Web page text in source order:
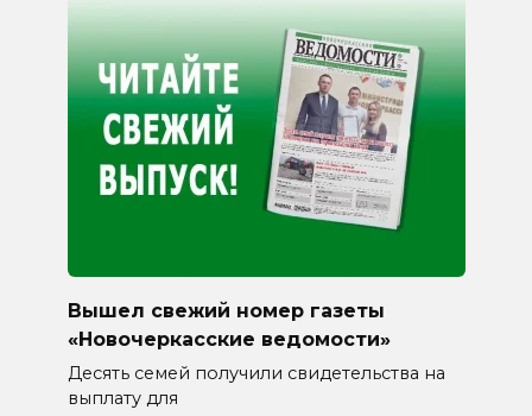
Вышел свежий номер газеты
«Новочеркасские ведомости»
Десять семей получили свидетельства на
выплату для